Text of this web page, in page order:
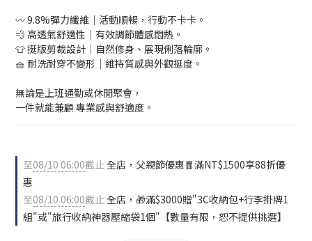
〰️ 9.8%彈力纖維｜活動順暢，行動不卡卡。
💨 高透氣舒適性｜有效調節體感悶熱。
👕 挺版剪裁設計｜自然修身、展現俐落輪廓。
🧺 耐洗耐穿不變形｜維持質感與外觀挺度。
無論是上班通勤或休閒聚會，
一件就能兼顧 專業感與舒適度。
至08/10 06:00截止全店，父親節優惠🧧滿NT$1500享88折優
惠
至08/10 06:00截止全店，🎁滿$3000贈"3C收納包+行李掛牌1
組"或"旅行收納神器壓縮袋1個"【數量有限，恕不提供挑選】